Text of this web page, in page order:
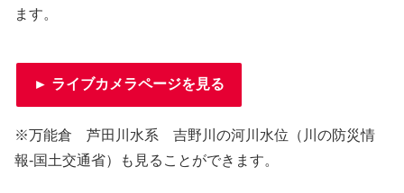
ます。
► ライブカメラページを見る
※万能倉 芦田川水系 吉野川の河川水位（川の防災情
報-国土交通省）も見ることができます。